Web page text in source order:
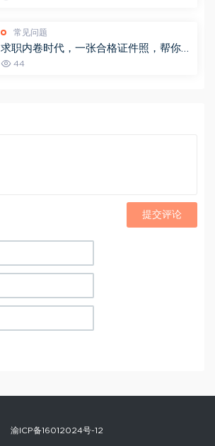
常见问题
求职内卷时代，一张合格证件照，帮你赢
在简历第一关！
44
提交评论
渝ICP备16012024号-12